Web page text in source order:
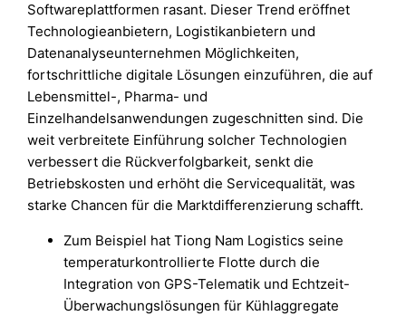
Softwareplattformen rasant. Dieser Trend eröffnet
Technologieanbietern, Logistikanbietern und
Datenanalyseunternehmen Möglichkeiten,
fortschrittliche digitale Lösungen einzuführen, die auf
Lebensmittel-, Pharma- und
Einzelhandelsanwendungen zugeschnitten sind. Die
weit verbreitete Einführung solcher Technologien
verbessert die Rückverfolgbarkeit, senkt die
Betriebskosten und erhöht die Servicequalität, was
starke Chancen für die Marktdifferenzierung schafft.
Zum Beispiel hat Tiong Nam Logistics seine
temperaturkontrollierte Flotte durch die
Integration von GPS-Telematik und Echtzeit-
Überwachungslösungen für Kühlaggregate